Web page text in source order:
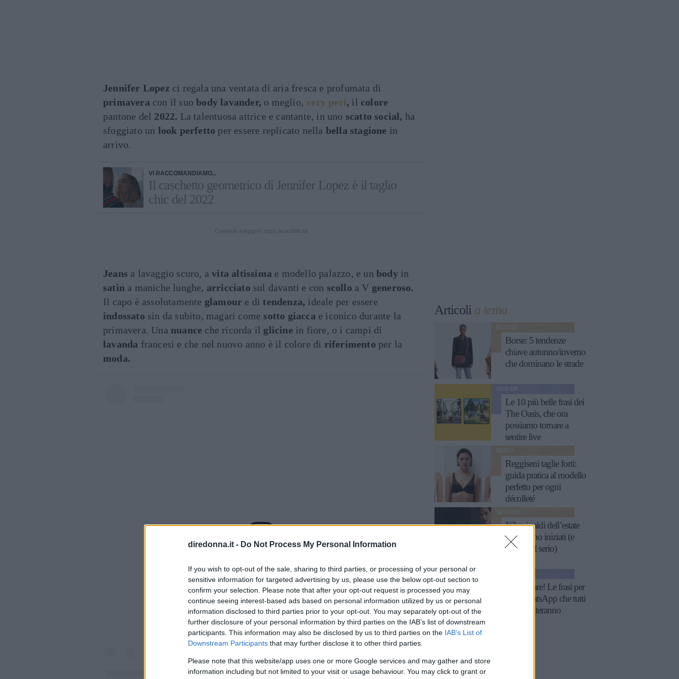
diredonna.it - Do Not Process My Personal Information
If you wish to opt-out of the sale, sharing to third parties, or processing of your personal or
sensitive information for targeted advertising by us, please use the below opt-out section to
confirm your selection. Please note that after your opt-out request is processed you may
continue seeing interest-based ads based on personal information utilized by us or personal
information disclosed to third parties prior to your opt-out. You may separately opt-out of the
further disclosure of your personal information by third parties on the IAB’s list of downstream
participants. This information may also be disclosed by us to third parties on the IAB’s List of
Downstream Participants that may further disclose it to other third parties.
Please note that this website/app uses one or more Google services and may gather and store
information including but not limited to your visit or usage behaviour. You may click to grant or
Jennifer Lopez ci regala una ventata di aria fresca e profumata di
primavera con il suobody lavander, o meglio,very peri, il colore
pantone del 2022. La talentuosa attrice e cantante, in uno scatto social, ha
sfoggiato un look perfetto per essere replicato nella bella stagione in
arrivo.
VI RACCOMANDIAMO...
Il caschetto geometrico di Jennifer Lopez è il taglio
chic del 2022
Jeans a lavaggio scuro, avita altissima e modello palazzo, e unbodyin
satin a maniche lunghe, arricciato sul davanti e con scollo a V generoso.
Il capo è assolutamente glamour e ditendenza, ideale per essere
indossato sin da subito, magari come sotto giacca e iconico durante la
primavera. Una nuance che ricorda il glicine in fiore, o i campi di
lavanda francesi e che nel nuovo anno è il colore di riferimento per la
moda.
Articoli a tema
BORSE
Borse: 5 tendenze
chiave autunno/inverno
che dominano le strade
Le 10 più belle frasi dei
The Oasis, che ora
possiamo tornare a
sentire live
MODA
Reggiseni taglie forti:
guida pratica al modello
perfetto per ogni
décolleté
SCARPE
Nike: i saldi dell’estate
2025 sono iniziati (e
fanno sul serio)
Fatti notare! Le frasi per
stati WhatsApp che tutti
commenteranno